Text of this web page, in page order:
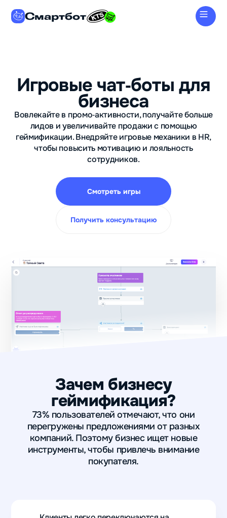
Смартбот
Игровые чат‑боты для
бизнеса
Вовлекайте в промо‑активности, получайте больше
лидов и увеличивайте продажи с помощью
геймификации. Внедряйте игровые механики в HR,
чтобы повысить мотивацию и лояльность
сотрудников.
Смотреть игры
Получить консультацию
Зачем бизнесу
геймификация?
73% пользователей отмечают, что они
перегружены предложениями от разных
компаний. Поэтому бизнес ищет новые
инструменты, чтобы привлечь внимание
покупателя.